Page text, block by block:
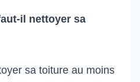
il nettoyer sa
sa toiture au moins